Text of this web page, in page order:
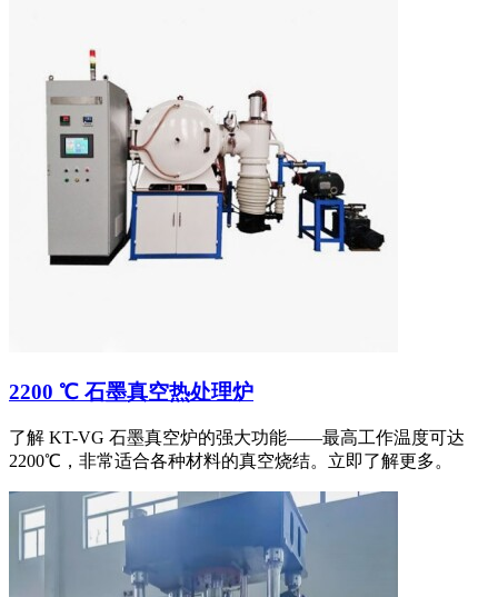
2200 ℃ 石墨真空热处理炉
了解 KT-VG 石墨真空炉的强大功能——最高工作温度可达
2200℃，非常适合各种材料的真空烧结。立即了解更多。